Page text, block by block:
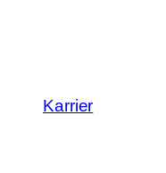
Karrier